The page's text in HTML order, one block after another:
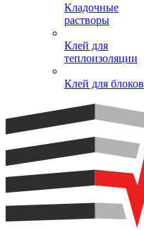
Кладочные
растворы
Клей для
теплоизоляции
Клей для блоков